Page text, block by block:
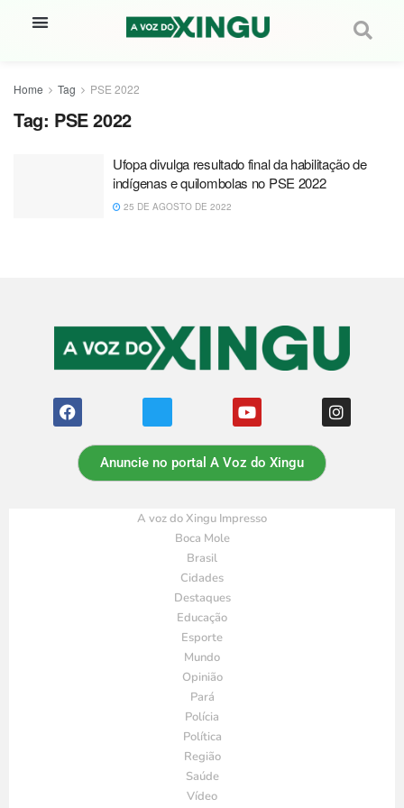
Home Tag PSE 2022
Tag: PSE 2022
Ufopa divulga resultado final da habilitação de
indígenas e quilombolas no PSE 2022
25 DE AGOSTO DE 2022
Anuncie no portal A Voz do Xingu
A voz do Xingu Impresso
Boca Mole
Brasil
Cidades
Destaques
Educação
Esporte
Mundo
Opinião
Pará
Polícia
Política
Região
Saúde
Vídeo